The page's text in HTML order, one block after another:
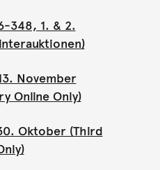
348, 1. & 2.
November
Online Only)
Oktober (Third